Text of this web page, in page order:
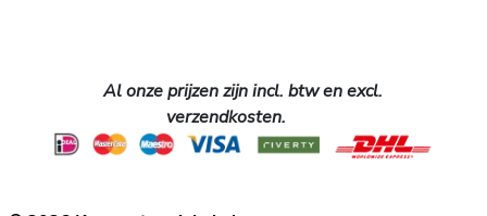
Al onze prijzen zijn incl. btw en excl.
verzendkosten.